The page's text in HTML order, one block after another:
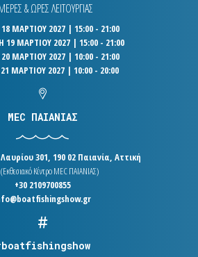
& ΩΡΕΣ ΛΕΙΤΟΥΡΓΙΑΣ
ΜΑΡΤΙΟΥ 2027 | 15:00 - 21:00
19 ΜΑΡΤΙΟΥ 2027 | 15:00 - 21:00
ΜΑΡΤΙΟΥ 2027 | 10:00 - 21:00
ΜΑΡΤΙΟΥ 2027 | 10:00 - 20:00
MEC ΠΑΙΑΝΙΑΣ
301, 190 02 Παιανία, Αττική
(Εκθεσιακό Κέντρο MEC ΠΑΙΑΝΙΑΣ)
+30 2109700855